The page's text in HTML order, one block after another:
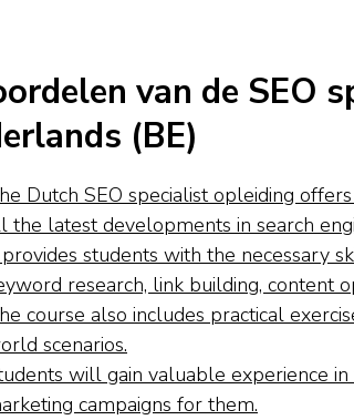
van de SEO
(BE)
Dutch SEO specialist opleiding
the latest developments in search
students with the necessary
research, link building, content
course also includes practical
scenarios.
will gain valuable experience
campaigns for them.